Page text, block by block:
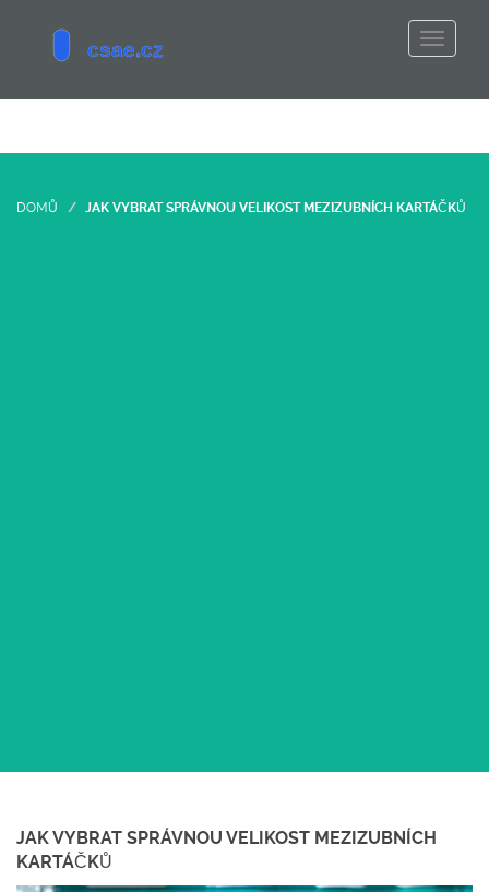
DOMŮ JAK VYBRAT SPRÁVNOU VELIKOST MEZIZUBNÍCH KARTÁČKŮ
JAK VYBRAT SPRÁVNOU VELIKOST MEZIZUBNÍCH
KARTÁČKŮ